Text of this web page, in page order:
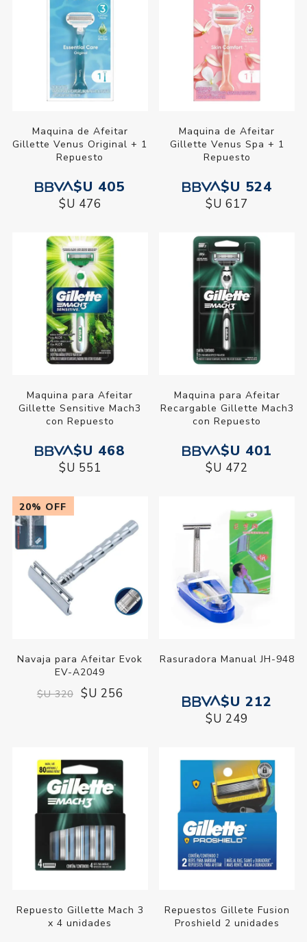
Maquina de Afeitar
Gillette Venus Original + 1
Repuesto
$U 405
$U 476
Maquina de Afeitar
Gillette Venus Spa + 1
Repuesto
$U 524
$U 617
Maquina para Afeitar
Gillette Sensitive Mach3
con Repuesto
$U 468
$U 551
Maquina para Afeitar
Recargable Gillette Mach3
con Repuesto
$U 401
$U 472
20% OFF
Navaja para Afeitar Evok
EV-A2049
$U 320 $U 256
Rasuradora Manual JH-948
$U 212
$U 249
Repuesto Gillette Mach 3
x 4 unidades
Repuestos Gillete Fusion
Proshield 2 unidades